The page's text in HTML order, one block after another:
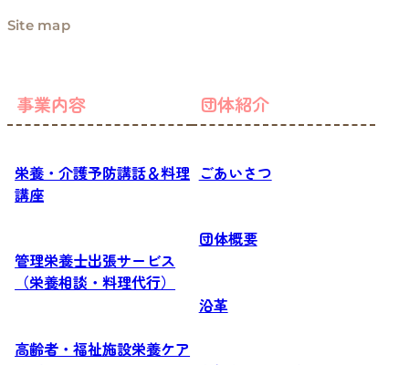
Site map
事業内容
栄養・介護予防講話＆料理
講座
管理栄養士出張サービス
（栄養相談・料理代行）
高齢者・福祉施設栄養ケア
団体紹介
ごあいさつ
団体概要
沿革